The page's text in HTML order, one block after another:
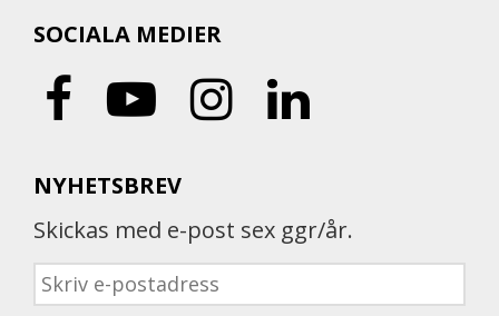
SOCIALA MEDIER
NYHETSBREV
Skickas med e-post sex ggr/år.